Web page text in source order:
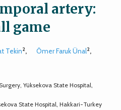
artery:
game
Tekin2, Ömer Faruk Ünal2,
Yüksekova State Hospital,
State Hospital, Hakkari-Turkey